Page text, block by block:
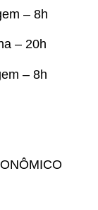
– 8h
– 20h
– 8h